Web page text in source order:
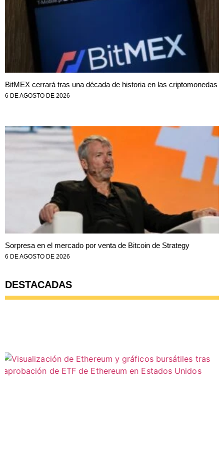
BitMEX cerrará tras una década de historia en las criptomonedas
6 DE AGOSTO DE 2026
Sorpresa en el mercado por venta de Bitcoin de Strategy
6 DE AGOSTO DE 2026
DESTACADAS